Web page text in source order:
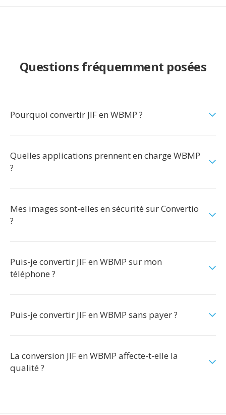
Questions fréquemment posées
Pourquoi convertir JIF en WBMP ?
Quelles applications prennent en charge WBMP
?
Mes images sont-elles en sécurité sur Convertio
?
Puis-je convertir JIF en WBMP sur mon
téléphone ?
Puis-je convertir JIF en WBMP sans payer ?
La conversion JIF en WBMP affecte-t-elle la
qualité ?